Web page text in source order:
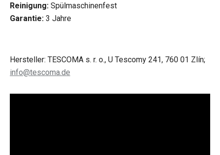
Reinigung: Spülmaschinenfest
Garantie: 3 Jahre
Hersteller: TESCOMA s. r. o., U Tescomy 241, 760 01 Zlín;
info@tescoma.de